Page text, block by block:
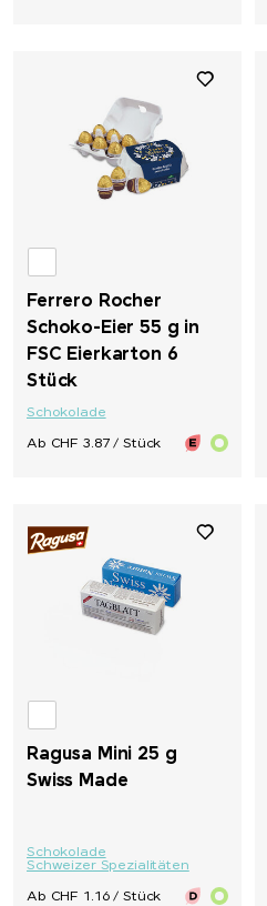
Ferrero Rocher
Schoko-Eier 55 g in
FSC Eierkarton 6
Stück
Schokolade
Ab CHF 3.87 / Stück
Ragusa Mini 25 g
Swiss Made
Schokolade
Schweizer Spezialitäten
Ab CHF 1.16 / Stück